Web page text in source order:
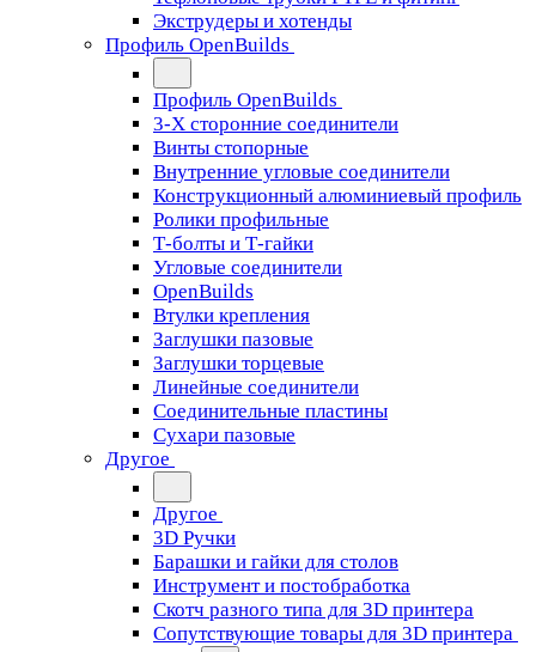
Экструдеры и хотенды
Профиль OpenBuilds
Профиль OpenBuilds
3-Х сторонние соединители
Винты стопорные
Внутренние угловые соединители
Конструкционный алюминиевый профиль
Ролики профильные
Т-болты и Т-гайки
Угловые соединители
OpenBuilds
Втулки крепления
Заглушки пазовые
Заглушки торцевые
Линейные соединители
Соединительные пластины
Сухари пазовые
Другое
Другое
3D Ручки
Барашки и гайки для столов
Инструмент и постобработка
Скотч разного типа для 3D принтера
Сопутствующие товары для 3D принтера